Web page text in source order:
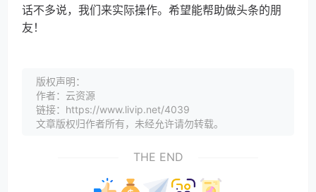
话不多说，我们来实际操作。希望能帮助做头条的朋
友！
版权声明：
作者：云资源
链接：https://www.livip.net/4039
文章版权归作者所有，未经允许请勿转载。
THE END